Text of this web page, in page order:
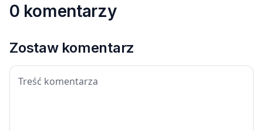
0 komentarzy
Zostaw komentarz